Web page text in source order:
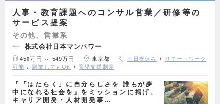
人事・教育課題へのコンサル営業／研修等の
サービス提案
その他、営業系
株式会社日本マンパワー
450万円 ～ 549万円 東京都 土日祝休み
リモートワーク
可能
副業してもOK 育児支援制度
『「はたらく」に自分らしさを 誰もが夢
中になれる社会を』をミッションに掲げ、
キャリア開発・人材開発事…